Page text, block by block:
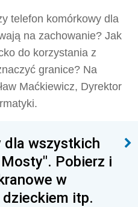
telefon komórkowy dla
na zachowanie? Jak
do korzystania z
granice? Na
Maćkiewicz, Dyrektor
dla wszystkich
Pobierz i
w
itp.